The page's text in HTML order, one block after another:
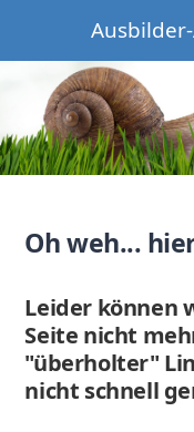
Oh weh...
Leider können
Seite nicht
"überholter"
nicht schnell